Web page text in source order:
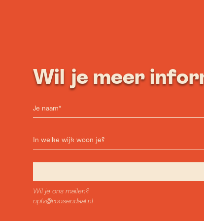
Wil je meer
Wil je ons mailen?
nplv@roosendaal.nl